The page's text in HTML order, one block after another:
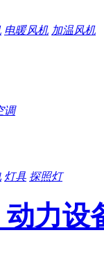
电暖风机 加温风机
调
灯具 探照灯
力设